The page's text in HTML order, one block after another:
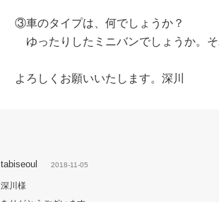
③車のタイプは、何でしょうか？
ゆったりしたミニバンでしょうか。
よろしくお願いいたします。深川
tabiseoul 2018-11-05
深川様